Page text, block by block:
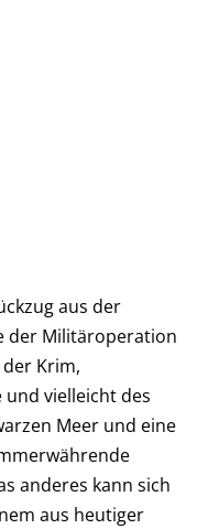
aus der
der Militäroperation
Krim,
vielleicht des
Meer und eine
anderes kann sich
aus heutiger